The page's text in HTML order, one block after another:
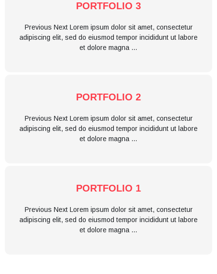
PORTFOLIO 3
Previous Next Lorem ipsum dolor sit amet, consectetur
adipiscing elit, sed do eiusmod tempor incididunt ut labore
et dolore magna …
PORTFOLIO 2
Previous Next Lorem ipsum dolor sit amet, consectetur
adipiscing elit, sed do eiusmod tempor incididunt ut labore
et dolore magna …
PORTFOLIO 1
Previous Next Lorem ipsum dolor sit amet, consectetur
adipiscing elit, sed do eiusmod tempor incididunt ut labore
et dolore magna …